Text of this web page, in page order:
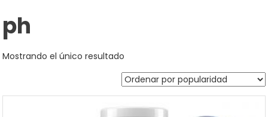
ph
Mostrando el único resultado